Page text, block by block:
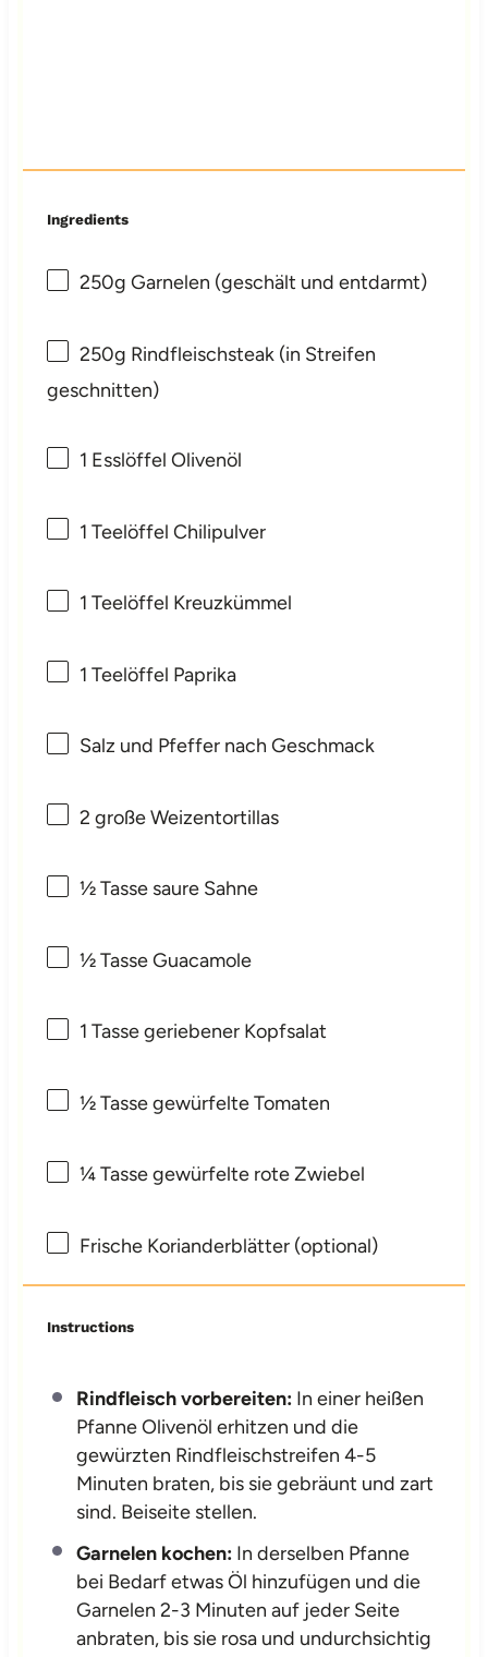
Ingredients
250g Garnelen (geschält und entdarmt)
250g Rindfleischsteak (in Streifen
geschnitten)
1 Esslöffel Olivenöl
1 Teelöffel Chilipulver
1 Teelöffel Kreuzkümmel
1 Teelöffel Paprika
Salz und Pfeffer nach Geschmack
2 große Weizentortillas
½Tasse saure Sahne
½Tasse Guacamole
1 Tasse geriebener Kopfsalat
½Tasse gewürfelte Tomaten
¼Tasse gewürfelte rote Zwiebel
Frische Korianderblätter (optional)
Instructions
Rindfleisch vorbereiten: In einer heißen
Pfanne Olivenöl erhitzen und die
gewürzten Rindfleischstreifen 4-5
Minuten braten, bis sie gebräunt und zart
sind. Beiseite stellen.
Garnelen kochen: In derselben Pfanne
bei Bedarf etwas Öl hinzufügen und die
Garnelen 2-3 Minuten auf jeder Seite
anbraten, bis sie rosa und undurchsichtig